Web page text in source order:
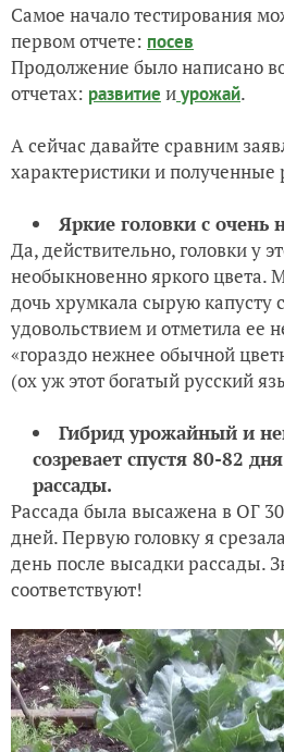
Самое начало тестирования
первом отчете: посев
Продолжение было написано
отчетах: развитие иурожай.
А сейчас давайте сравним
характеристики и полученные
Яркие головки с
Да, действительно, головки у
необыкновенно яркого цвета.
дочь хрумкала сырую капусту
удовольствием и отметила ее
«гораздо нежнее обычной
(ох уж этот богатый русский
Гибрид урожайный и
созревает спустя 80-82
рассады.
Рассада была высажена в ОГ
дней. Первую головку я
день после высадки рассады.
соответствуют!